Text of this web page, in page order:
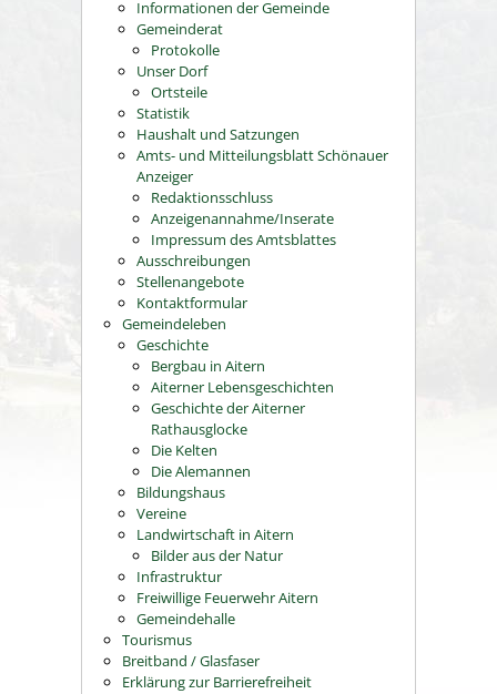
Informationen der Gemeinde
Gemeinderat
Protokolle
Unser Dorf
Ortsteile
Statistik
Haushalt und Satzungen
Amts- und Mitteilungsblatt Schönauer
Anzeiger
Redaktionsschluss
Anzeigenannahme/Inserate
Impressum des Amtsblattes
Ausschreibungen
Stellenangebote
Kontaktformular
Gemeindeleben
Geschichte
Bergbau in Aitern
Aiterner Lebensgeschichten
Geschichte der Aiterner
Rathausglocke
Die Kelten
Die Alemannen
Bildungshaus
Vereine
Landwirtschaft in Aitern
Bilder aus der Natur
Infrastruktur
Freiwillige Feuerwehr Aitern
Gemeindehalle
Tourismus
Breitband / Glasfaser
Erklärung zur Barrierefreiheit